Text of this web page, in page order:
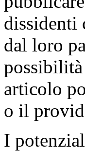
dissidenti
dal loro
articolo
o il
I